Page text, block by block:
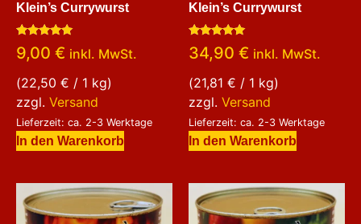
Klein’s Currywurst
Bewertet
mit
von 5
9,00 € inkl. MwSt.
(22,50 € / 1 kg)
zzgl. Versand
Lieferzeit: ca. 2-3 Werktage
In den Warenkorb
Klein’s Currywurst
Bewertet
mit
von 5
34,90 € inkl. MwSt.
(21,81 € / 1 kg)
zzgl. Versand
Lieferzeit: ca. 2-3 Werktage
In den Warenkorb